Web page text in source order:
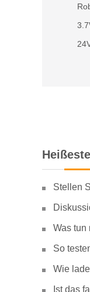
Stellen
Was tun
So
Wie
Ist das